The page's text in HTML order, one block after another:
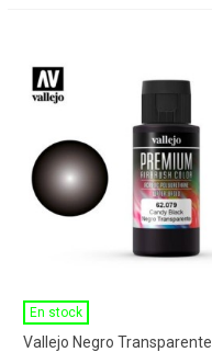
En stock
Vallejo Negro Transparente